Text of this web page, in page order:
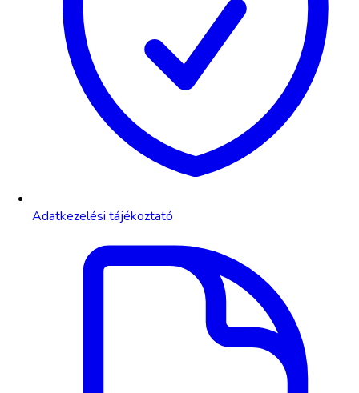
Adatkezelési tájékoztató